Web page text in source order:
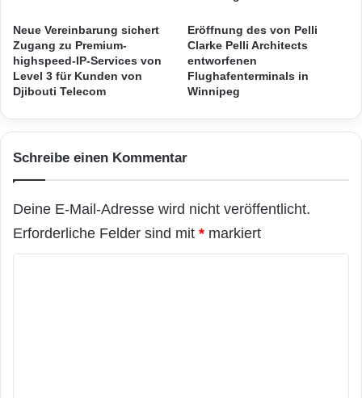
Das vollständige Programm unter:
Orginal-Meldung:
Festnetz Hardware
u
e
s
N
u
z
r
e
l
e
e
n
t
E
d
g
e
?
,
e
n
e
i
Neue Vereinbarung sichert
Zugang zu Premium-
highspeed-IP-Services von
Level 3 für Kunden von
Djibouti Telecom
Eröffnung des von Pelli
Clarke Pelli Architects
entworfenen
Flughafenterminals in
Winnipeg
Schreibe einen Kommentar
Deine E-Mail-Adresse wird nicht veröffentlicht.
Erforderliche Felder sind mit * markiert